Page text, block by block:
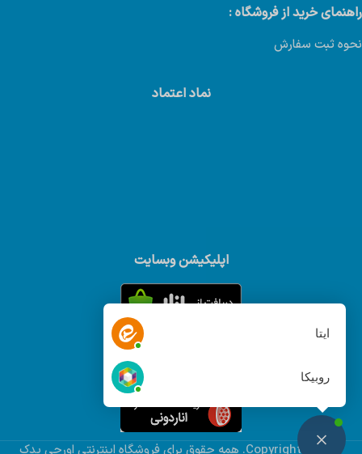
راهنمای خرید از فروشگاه :
نحوه ثبت سفارش
نماد اعتماد
اپلیکیشن وبسایت
ایتا
روبیکا